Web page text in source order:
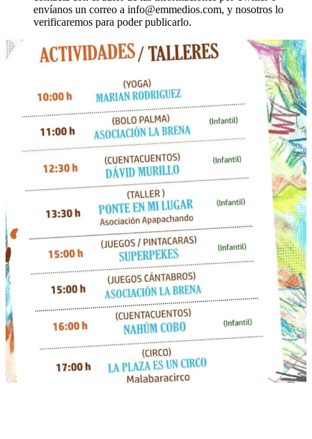
envíanos un correo a info@emmedios.com, y nosotros lo
verificaremos para poder publicarlo.